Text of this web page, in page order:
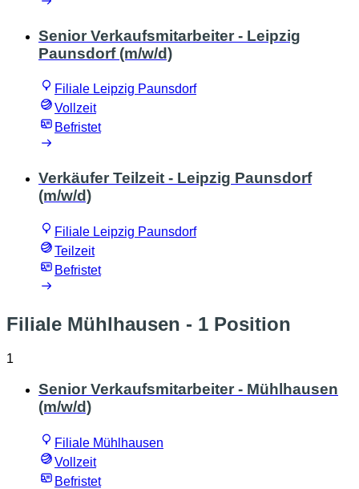
Senior Verkaufsmitarbeiter - Leipzig
Paunsdorf (m/w/d)
Filiale Leipzig Paunsdorf
Vollzeit
Befristet
Verkäufer Teilzeit - Leipzig Paunsdorf
(m/w/d)
Filiale Leipzig Paunsdorf
Teilzeit
Befristet
Filiale Mühlhausen - 1 Position
1
Senior Verkaufsmitarbeiter - Mühlhausen
(m/w/d)
Filiale Mühlhausen
Vollzeit
Befristet